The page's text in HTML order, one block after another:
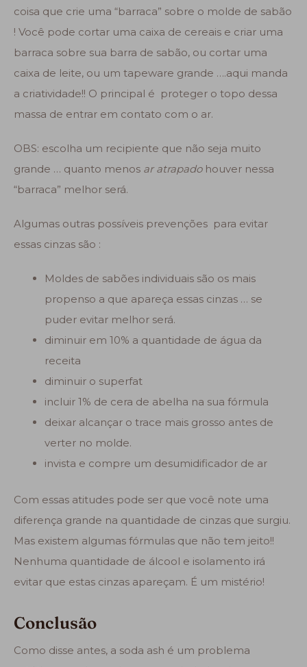
coisa que crie uma “barraca” sobre o molde de sabão
! Você pode cortar uma caixa de cereais e criar uma
barraca sobre sua barra de sabão, ou cortar uma
caixa de leite, ou um tapeware grande ….aqui manda
a criatividade!! O principal é proteger o topo dessa
massa de entrar em contato com o ar.
OBS: escolha um recipiente que não seja muito
grande … quanto menos ar atrapadohouver nessa
“barraca” melhor será.
Algumas outras possíveis prevenções para evitar
essas cinzas são :
Moldes de sabões individuais são os mais
propenso a que apareça essas cinzas … se
puder evitar melhor será.
diminuir em 10% a quantidade de água da
receita
diminuir o superfat
incluir 1% de cera de abelha na sua fórmula
deixar alcançar o trace mais grosso antes de
verter no molde.
invista e compre um desumidificador de ar
Com essas atitudes pode ser que você note uma
diferença grande na quantidade de cinzas que surgiu.
Mas existem algumas fórmulas que não tem jeito!!
Nenhuma quantidade de álcool e isolamento irá
evitar que estas cinzas apareçam. É um mistério!
Conclusão
Como disse antes, a soda ash é um problema